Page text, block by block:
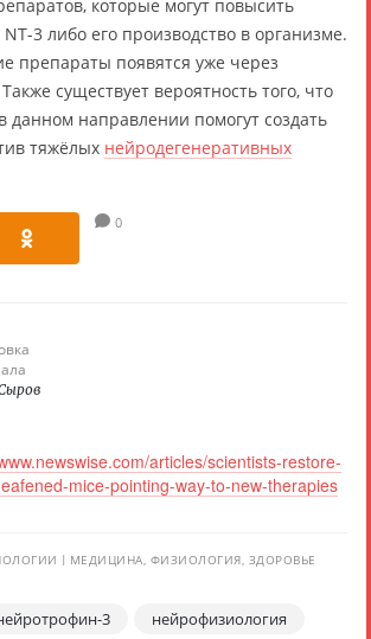
которые могут повысить
3 либо его производство в организме.
препараты появятся уже через
существует вероятность того, что
данном направлении помогут создать
тяжёлых нейродегенеративных
0
articles/scientists-restore-
mice-pointing-way-to-new-therapies
МЕДИЦИНА, ФИЗИОЛОГИЯ, ЗДОРОВЬЕ
3 нейрофизиология